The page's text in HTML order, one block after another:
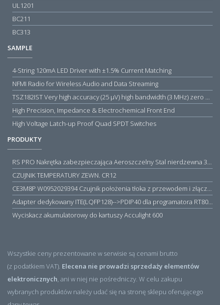
UL1201
BC211
BC313
SAMPLE
4-String 120mA LED Driver with ±1.5% Current Matching
NFMI Radio for Wireless Audio and Data Streaming
TSZ182IST Very high accuracy (25 µV) high bandwidth (3 MHz) zero drift 5 V operational amplifiers
High Precision, Impedance & Electrochemical Front End
High Voltage Latch-up Proof Quad SPDT Switches
PRODUKTY
RS PRO Nakrętka zabezpieczająca Aeroszczelny Stal nierdzewna 316 Zwykłe
CZUJNIK TEMPERATURY ZEWN. CR12
CE3M8P W0952029394 Czujnik położenia tłoka z przewodem i złączem M8, PNP NO, 10...30VDC, 100mA, METALWORK, METAL WORK jak MZT1-0
Adapter dedykowany ITE(LQFP128)-->PDIP40 dla programatora RT809H/RT809F (simple)
Wyciskacz akumulatorowy do kartuszy Acculight 600
Wszystkie ceny prezentowane w serwisie są cenami brutto
(z podatkiem VAT). Elecena nie prowadzi sprzedaży elementów
elektronicznych, ani w niej nie pośredniczy. W celu zakupu
wybranych produktów należy udać się na stronę sklepu oferującego